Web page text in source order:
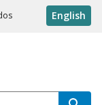
English